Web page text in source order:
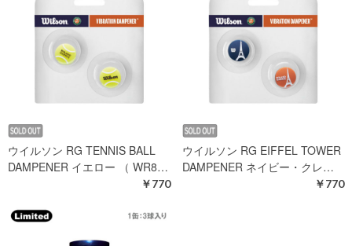
ウイルソン RG TENNIS BALL
DAMPENER イエロー （ WR8…
￥770
ウイルソン RG EIFFEL TOWER
DAMPENER ネイビー・クレ…
￥770